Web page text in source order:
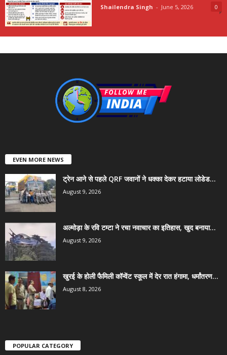
Shailendra Singh - June 5, 2026 0
EVEN MORE NEWS
ट्रेन आने से पहले QRF जवानों ने धक्का देकर हटाया लोडेड...
August 9, 2026
अल्मोड़ा के रवि टम्टा ने रचा नवाचार का इतिहास, खुद बनाया...
August 9, 2026
खुरई के होली फैमिली कॉन्वेंट स्कूल में देर रात हंगामा, धर्मांतरण...
August 8, 2026
POPULAR CATEGORY